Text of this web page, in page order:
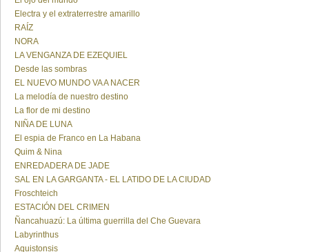
Electra y el extraterrestre amarillo
RAÍZ
NORA
LA VENGANZA DE EZEQUIEL
Desde las sombras
EL NUEVO MUNDO VA A NACER
La melodía de nuestro destino
La flor de mi destino
NIÑA DE LUNA
El espia de Franco en La Habana
Quim & Nina
ENREDADERA DE JADE
SAL EN LA GARGANTA - EL LATIDO DE LA CIUDAD
Froschteich
ESTACIÓN DEL CRIMEN
Ñancahuazú: La última guerrilla del Che Guevara
Labyrinthus
Aquistonsis